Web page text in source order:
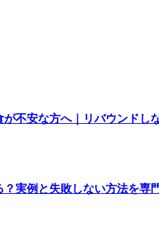
が不安な方へ｜リバウンドし
実例と失敗しない方法を専